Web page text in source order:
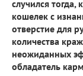
случился
кошелек с
отверстие для
количества
неожиданных
обладатель